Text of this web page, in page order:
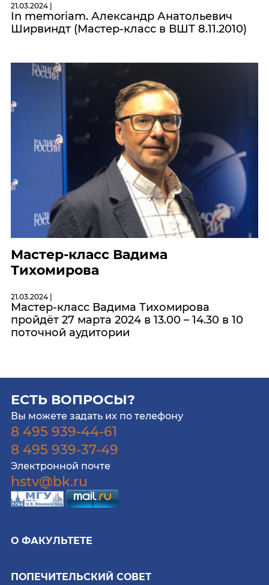
21.03.2024 |
In memoriam. Александр Анатольевич
Ширвиндт (Мастер-класс в ВШТ 8.11.2010)
Мастер-класс Вадима
Тихомирова
21.03.2024 |
Мастер-класс Вадима Тихомирова
пройдёт 27 марта 2024 в 13.00 – 14.30 в 10
поточной аудитории
ЕСТЬ ВОПРОСЫ?
Вы можете задать их по телефону
8 495 939-44-61
8 495 939-37-49
Электронной почте
hstv@bk.ru
О ФАКУЛЬТЕТЕ
ПОПЕЧИТЕЛЬСКИЙ СОВЕТ